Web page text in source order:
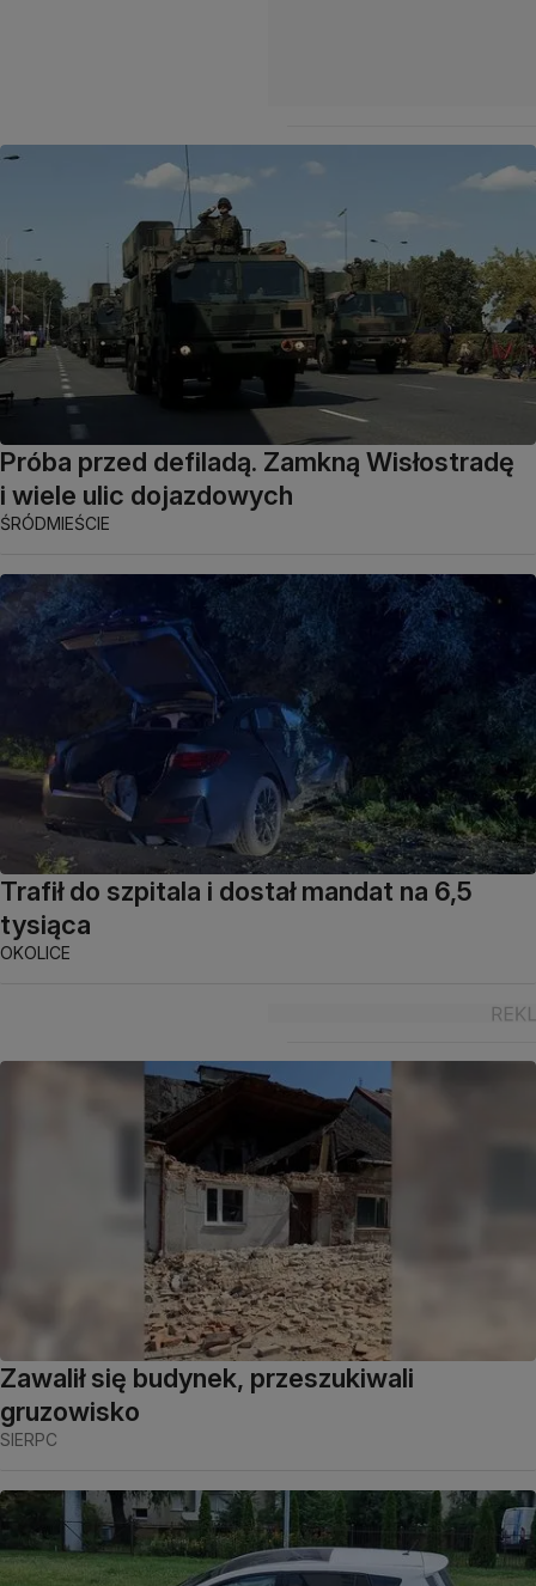
Próba przed defiladą. Zamkną Wisłostradę
i wiele ulic dojazdowych
ŚRÓDMIEŚCIE
Trafił do szpitala i dostał mandat na 6,5
tysiąca
OKOLICE
Zawalił się budynek, przeszukiwali
gruzowisko
SIERPC